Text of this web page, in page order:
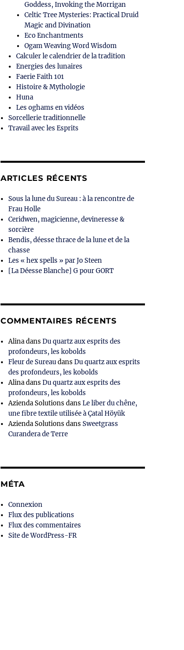
Goddess, Invoking the Morrigan
Celtic Tree Mysteries: Practical Druid
Magic and Divination
Eco Enchantments
Ogam Weaving Word Wisdom
Calculer le calendrier de la tradition
Energies des lunaires
Faerie Faith 101
Histoire & Mythologie
Huna
Les oghams en vidéos
Sorcellerie traditionnelle
Travail avec les Esprits
ARTICLES RÉCENTS
Sous la lune du Sureau : à la rencontre de
Frau Holle
Ceridwen, magicienne, devineresse &
sorcière
Bendis, déesse thrace de la lune et de la
chasse
Les « hex spells » par Jo Steen
[La Déesse Blanche] G pour GORT
COMMENTAIRES RÉCENTS
AlinadansDu quartz aux esprits des
profondeurs, les kobolds
Fleur de SureaudansDu quartz aux esprits
des profondeurs, les kobolds
AlinadansDu quartz aux esprits des
profondeurs, les kobolds
Azienda Solutions dansLe liber du chêne,
une fibre textile utilisée à Çatal Höyük
Azienda Solutions dansSweetgrass
Curandera de Terre
MÉTA
Connexion
Flux des publications
Flux des commentaires
Site de WordPress-FR